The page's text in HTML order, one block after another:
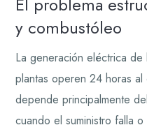
y combustóleo
La generación eléctrica
plantas operen 24 horas
depende principalmente
cuando el suministro falla